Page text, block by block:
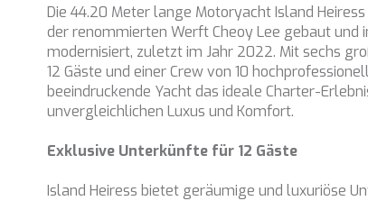
Die 44.20 Meter lange Motoryacht Island
der renommierten Werft Cheoy Lee gebaut und
modernisiert, zuletzt im Jahr 2022. Mit sechs
12 Gäste und einer Crew von 10
beeindruckende Yacht das ideale Charter-
unvergleichlichen Luxus und Komfort.
Exklusive Unterkünfte für 12 Gäste
Island Heiress bietet geräumige und luxuriöse